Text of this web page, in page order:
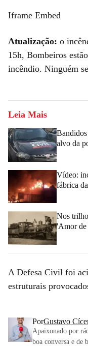
Iframe Embed
Atualização: o
15h, Bombeiros
incêndio. Ninguém
Leia Mais
alvo da
Vídeo:
fábrica
Nos
'Amor de
A Defesa Civil foi
estruturais
PorGustavo
Apaixonado por
boa conversa e de